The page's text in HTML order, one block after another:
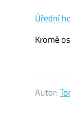
Úřední
Kromě
Autor: